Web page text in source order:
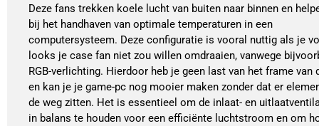
Deze fans trekken koele lucht van buiten naar binnen en
bij het handhaven van optimale temperaturen in een
computersysteem. Deze configuratie is vooral nuttig als je
looks je case fan niet zou willen omdraaien, vanwege
RGB-verlichting. Hierdoor heb je geen last van het frame van
en kan je je game-pc nog mooier maken zonder dat er
de weg zitten. Het is essentieel om de inlaat- en
in balans te houden voor een efficiënte luchtstroom en om